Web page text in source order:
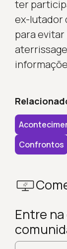
ter
ex-lutador
para evitar
Confrontos
Entre